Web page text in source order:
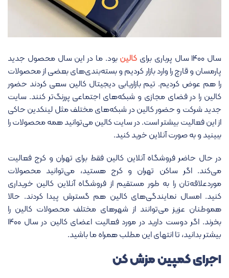
سال ۱۴۰۰ سال پرباری برای کالین بود. ما در این سال محصول جدید
پارمسان و قارچ را وارد بازار کردیم و بسته‌بندی‌های بعضی از محصولات
را هم عوض کردیم. تیم بازاریابی دیجیتال کالین سعی کردند حضور
کالین را در فضای مجازی و شبکه‌های اجتماعی پررنگ‌تر کنند. سایت
جدید شرکت و حضور کالین در شبکه‌های مختلف مثل لینکدین حاکی
از این فعالیت بیشتر است. در سایت کالین می‌توانید همه محصولات را
ببینید و به صورت آنلاین خرید کنید.
در حال حاضر فروشگاه آنلاین کالین فقط برای تهران و کرج فعالیت
می‌کند. اگر ساکن تهران و کرج هستید، می‌توانید محصولات
موردعلاقه‌تان را به طور مستقیم از فروشگاه آنلاین کالین خریداری
کنید. امسال نمایندگی‌های کالین هم گسترش پیدا کردند. حالا
هموطنان عزیز می‌توانند از شهرهای مختلف محصولات کالین را
بخرند. اگر دوست دارید در مورد فعالیت اعضای کالین در سال ۱۴۰۰
بیشتر بدانید، تا انتهای این مطلب همراه ما باشید.
اجرای کمپین مزش کن